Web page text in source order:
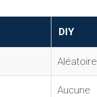
DIY
Aléatoire
Aucune